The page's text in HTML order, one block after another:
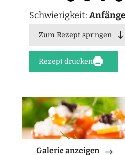
Schwierigkeit:
Zum Rezept springen
Rezept drucken
Galerie anzeigen